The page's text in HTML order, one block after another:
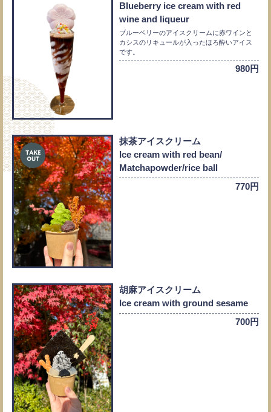
Blueberry ice cream with red
wine and liqueur
ブルーベリーのアイスクリームに赤ワインと
カシスのリキュールが入ったほろ酔いアイス
です。
980円
抹茶アイスクリーム
Ice cream with red bean/
Matchapowder/rice ball
770円
胡麻アイスクリーム
Ice cream with ground sesame
700円